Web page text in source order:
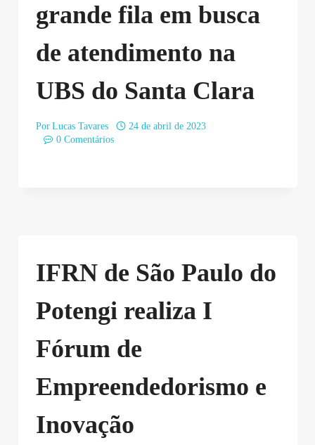
grande fila em busca
de atendimento na
UBS do Santa Clara
Por Lucas Tavares
24 de abril de 2023
0 Comentários
IFRN de São Paulo do
Potengi realiza I
Fórum de
Empreendedorismo e
Inovação